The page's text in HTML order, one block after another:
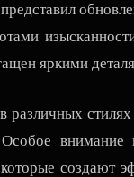
представил
яркими
различных
внимание
создают